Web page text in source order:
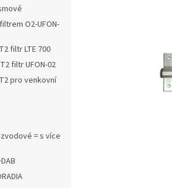
O2-UFON-
filtr LTE 700
filtr UFON-02
pro venkovní
= s více